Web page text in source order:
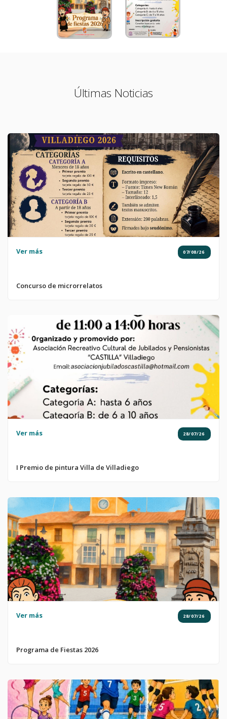
Últimas Noticias
Ver más 07/08/26
Concurso de microrrelatos
Ver más 28/07/26
I Premio de pintura Villa de Villadiego
Ver más 28/07/26
Programa de Fiestas 2026